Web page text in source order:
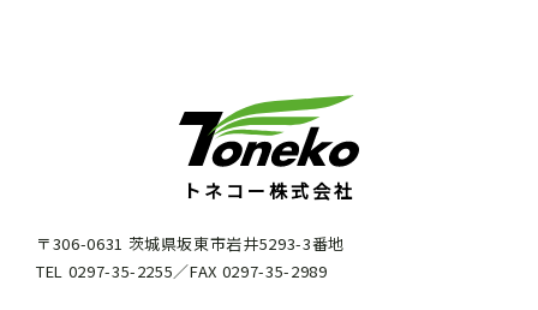
トネコー株式会社
〒306-0631 茨城県坂東市岩井5293-3番地
TEL 0297-35-2255／FAX 0297-35-2989